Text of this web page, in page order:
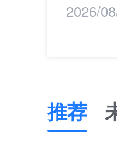
2026/
推荐